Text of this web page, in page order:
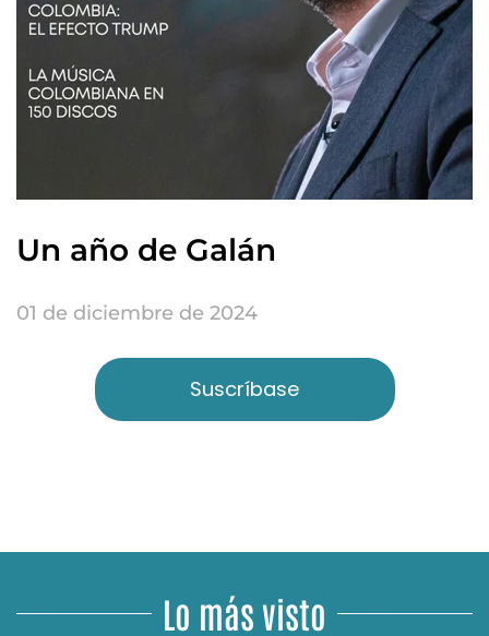
Un año de Galán
01 de diciembre de 2024
Suscríbase
Lo más visto